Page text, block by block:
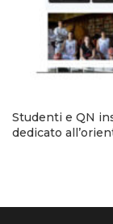
Studenti e QN
dedicato